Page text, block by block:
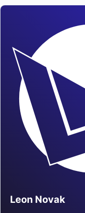
Leon Novak